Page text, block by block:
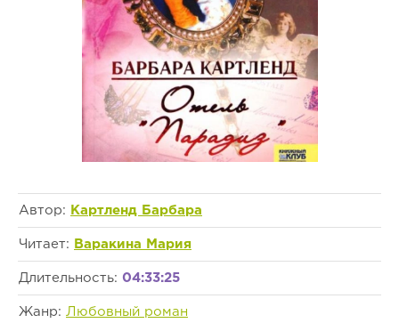
Автор: Картленд Барбара
Читает: Варакина Мария
Длительность: 04:33:25
Жанр: Любовный роман